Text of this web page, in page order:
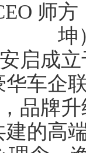
师
坤
成立
车企
品牌
的高